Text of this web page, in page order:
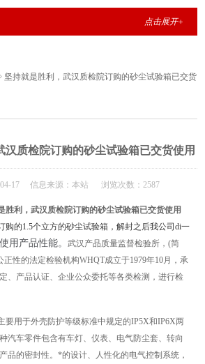
点击展开+
持就是胜利，武汉质检院订购的砂尘试验箱已交货
汉质检院订购的砂尘试验箱已交货使用
04-17 信息来源：本站 浏览次数：2587
胜利，武汉质检院订购的砂尘试验箱已交货使用
购的1.5个立方的砂尘试验箱，解封之后我公司di一
用产品性能。武汉产品质量监督检验所，(简
性的法定检验机构WHQT成立于1979年10月，承
、产品认证、企业公众委托等各类检测，进行检
要用于外壳防护等级标准中规定的IP5X和IP6X两
汽车零件包含有车灯、仪表、电气防尘套、转向
品的密封性。*的设计、人性化的电气控制系统，